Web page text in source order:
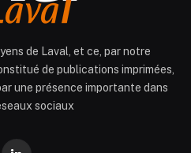
de Laval, et ce, par notre
de publications imprimées,
une présence importante dans
sociaux